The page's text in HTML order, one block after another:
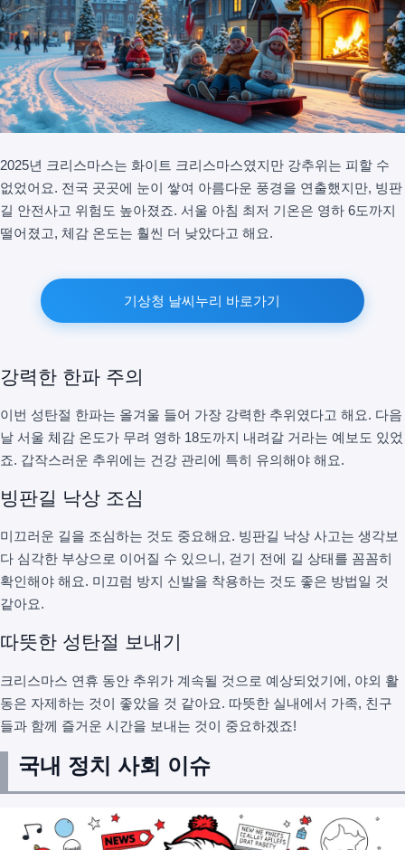
2025년 크리스마스는 화이트 크리스마스였지만 강추위는 피할 수
없었어요. 전국 곳곳에 눈이 쌓여 아름다운 풍경을 연출했지만, 빙판
길 안전사고 위험도 높아졌죠. 서울 아침 최저 기온은 영하 6도까지
떨어졌고, 체감 온도는 훨씬 더 낮았다고 해요.
기상청 날씨누리 바로가기
강력한 한파 주의
이번 성탄절 한파는 올겨울 들어 가장 강력한 추위였다고 해요. 다음
날 서울 체감 온도가 무려 영하 18도까지 내려갈 거라는 예보도 있었
죠. 갑작스러운 추위에는 건강 관리에 특히 유의해야 해요.
빙판길 낙상 조심
미끄러운 길을 조심하는 것도 중요해요. 빙판길 낙상 사고는 생각보
다 심각한 부상으로 이어질 수 있으니, 걷기 전에 길 상태를 꼼꼼히
확인해야 해요. 미끄럼 방지 신발을 착용하는 것도 좋은 방법일 것
같아요.
따뜻한 성탄절 보내기
크리스마스 연휴 동안 추위가 계속될 것으로 예상되었기에, 야외 활
동은 자제하는 것이 좋았을 것 같아요. 따뜻한 실내에서 가족, 친구
들과 함께 즐거운 시간을 보내는 것이 중요하겠죠!
국내 정치 사회 이슈